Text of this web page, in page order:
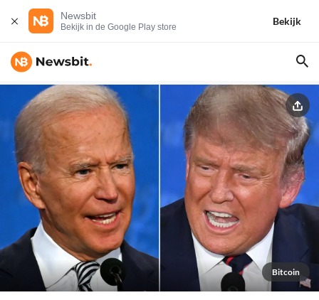
Newsbit
Bekijk in de Google Play store
Bekijk
Bitcoin